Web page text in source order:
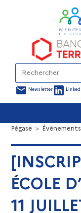
Newsletter
ÉCOLE
11
Pégase > Évènements